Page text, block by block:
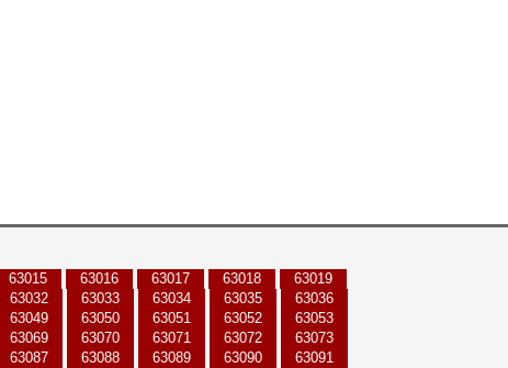
63015 63016 63017 63018
63019
63032 63033 63034 63035
63036
63049 63050 63051 63052
63053
63069 63070 63071 63072
63073
63087 63088 63089 63090
63091